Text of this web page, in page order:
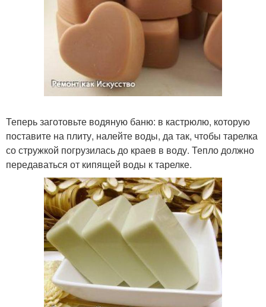
Теперь заготовьте водяную баню: в кастрюлю, которую
поставите на плиту, налейте воды, да так, чтобы тарелка
со стружкой погрузилась до краев в воду. Тепло должно
передаваться от кипящей воды к тарелке.